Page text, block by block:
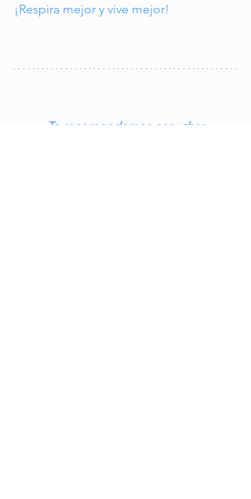
¡Respira mejor y vive mejor!
Te recomendamos escuchar